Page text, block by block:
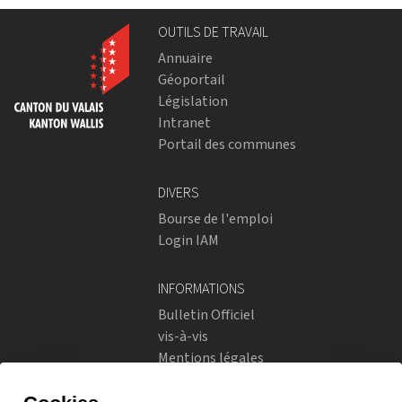
OUTILS DE TRAVAIL
Annuaire
Géoportail
Législation
Intranet
Portail des communes
DIVERS
Bourse de l'emploi
Login IAM
INFORMATIONS
Bulletin Officiel
vis-à-vis
Mentions légales